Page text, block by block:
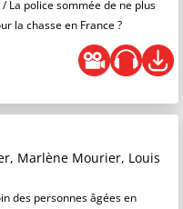
La police sommée de ne plus
la chasse en France ?
Marlène Mourier, Louis
des personnes âgées en